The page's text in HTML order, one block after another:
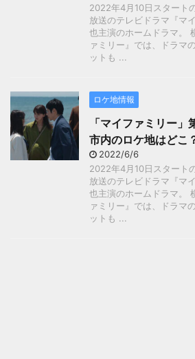
2022年4月10日スタート
放送のテレビドラマ『マ
也主演のホームドラマ。
ァミリー』では、ドラマ
ットも ...
ロケ地情報
「マイファミリー
市内のロケ地はどこ
2022/6/6
2022年4月10日スタート
放送のテレビドラマ『マ
也主演のホームドラマ。
ァミリー』では、ドラマ
ットも ...